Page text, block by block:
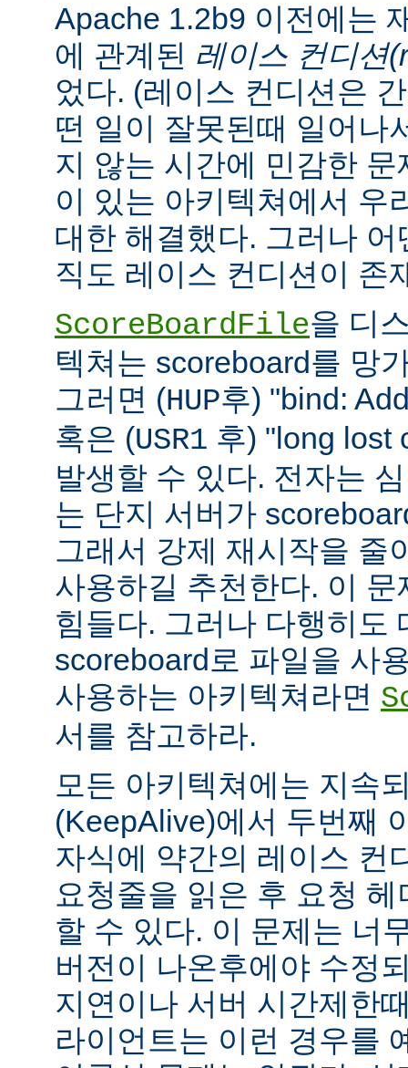
Apache 1.2b9 이전에는
에 관계된 레이스 컨디션
었다. (레이스 컨디션은
떤 일이 잘못된때 일어나
지 않는 시간에 민감한
이 있는 아키텍쳐에서 우
대한 해결했다. 그러나
직도 레이스 컨디션이 존
ScoreBoardFile을 디
텍쳐는 scoreboard를 망
그러면 (HUP후) "bind:
혹은 (USR1 후) "long lost
발생할 수 있다. 전자는
는 단지 서버가
그래서 강제 재시작을 줄
사용하길 추천한다. 이
힘들다. 그러나 다행히도
scoreboard로 파일을 사
사용하는 아키텍쳐라면
서를 참고하라.
모든 아키텍쳐에는 지속
(KeepAlive)에서 두번째
자식에 약간의 레이스 컨
요청줄을 읽은 후 요청
할 수 있다. 이 문제는 너
버전이 나온후에야 수정
지연이나 서버 시간제한
라이언트는 이런 경우를